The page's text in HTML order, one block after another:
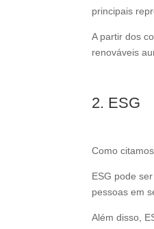
principais
A partir dos
renováveis
2. ESG
Como
ESG pode
pessoas em
Além disso,